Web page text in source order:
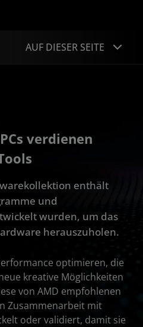
AUF DIESER SEITE
Portfolio
verdienen
enthält
und
wurden, um das
herauszuholen.
optimieren, die
kreative Möglichkeiten
von AMD empfohlenen
Zusammenarbeit mit
oder validiert, damit sie